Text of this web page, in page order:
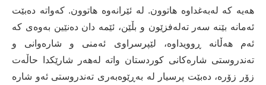
هه‌یه‌ كه‌ له‌به‌غداوه‌ هاتوون. له‌ ئێرانه‌وه‌ هاتوون. كه‌واته‌ ده‌بێت
ئه‌مانه‌ بێنه‌ سه‌ر ته‌له‌فزێون و بڵێن، ئێمه‌ دان ده‌نێین به‌وه‌ی كه‌
ئه‌م هه‌ڵانه‌ ڕوویداوه،‌ لێپرسراوی ئه‌منی و شاره‌وانی و
ته‌ندروستی شاره‌كانی كوردستان واته‌ له‌هه‌ر شارێكدا حاڵه‌ت
زۆر زۆره‌، ده‌بێت پرسیار له‌ به‌ڕێوه‌به‌ری ته‌ندروستی ئه‌و شاره‌